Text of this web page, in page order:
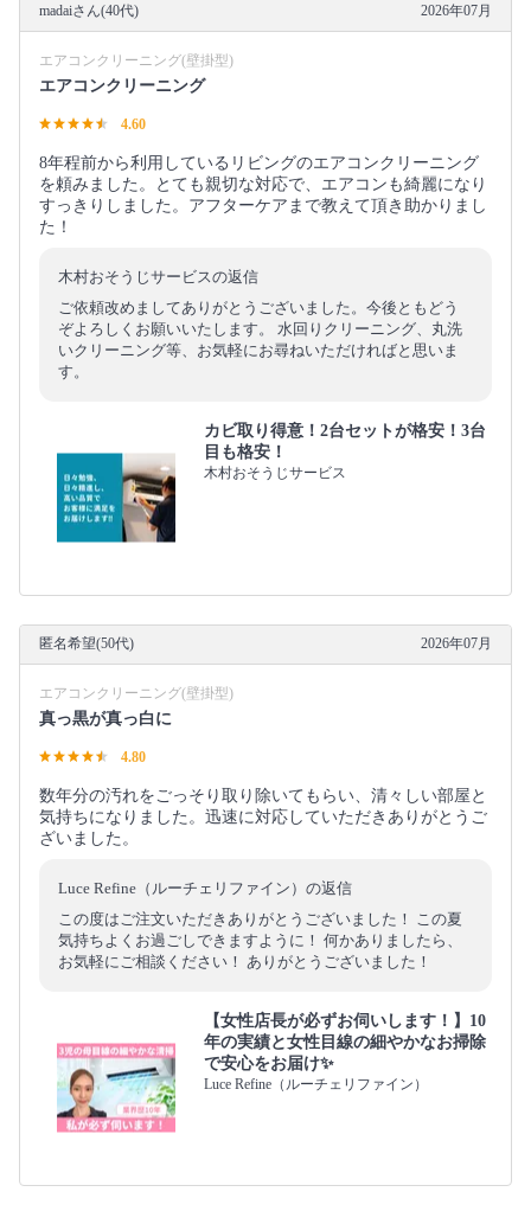
madaiさん(40代) 2026年07月
エアコンクリーニング(壁掛型)
エアコンクリーニング
4.60
8年程前から利用しているリビングのエアコンクリーニング
を頼みました。とても親切な対応で、エアコンも綺麗になり
すっきりしました。アフターケアまで教えて頂き助かりまし
た！
木村おそうじサービスの返信
ご依頼改めましてありがとうございました。今後ともどう
ぞよろしくお願いいたします。 水回りクリーニング、丸洗
いクリーニング等、お気軽にお尋ねいただければと思いま
す。
カビ取り得意！2台セットが格安！3台
目も格安！
木村おそうじサービス
匿名希望(50代) 2026年07月
エアコンクリーニング(壁掛型)
真っ黒が真っ白に
4.80
数年分の汚れをごっそり取り除いてもらい、清々しい部屋と
気持ちになりました。迅速に対応していただきありがとうご
ざいました。
Luce Refine（ルーチェリファイン）の返信
この度はご注文いただきありがとうございました！ この夏
気持ちよくお過ごしできますように！ 何かありましたら、
お気軽にご相談ください！ ありがとうございました！
【女性店長が必ずお伺いします！】10
年の実績と女性目線の細やかなお掃除
で安心をお届け✨
Luce Refine（ルーチェリファイン）